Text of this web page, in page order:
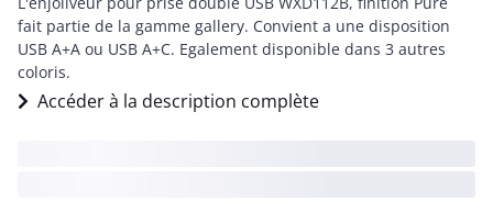
fait partie de la gamme gallery. Convient a une disposition
USB A+A ou USB A+C. Egalement disponible dans 3 autres
coloris.
Accéder à la description complète